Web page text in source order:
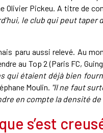
Olivier Pickeu. A titre de
le club qui peut taper
paru aussi relevé. Au
au Top 2 (Paris FC,
qui étaient déjà bien
Moulin. "Il ne faut
en compte la densité
s’est